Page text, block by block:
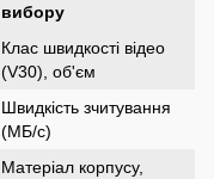
вибору
Клас швидкості відео
(V30), об'єм
Швидкість зчитування
(МБ/с)
Матеріал корпусу,